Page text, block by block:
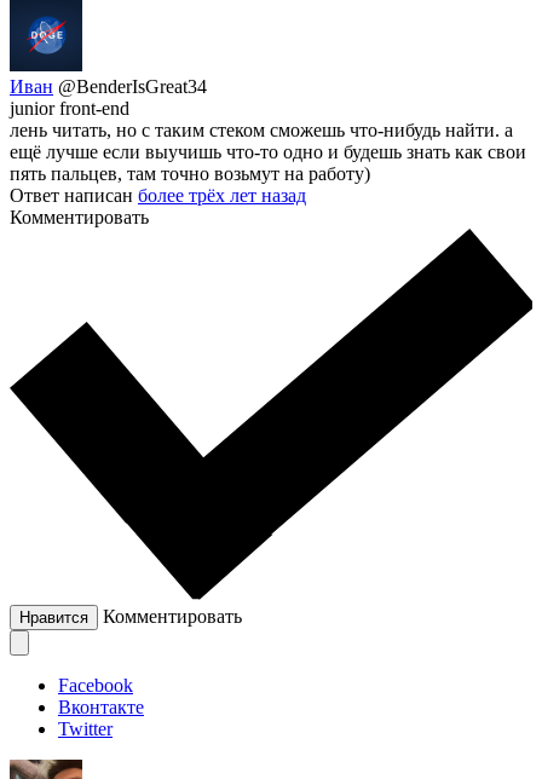
Иван @BenderIsGreat34
junior front-end
лень читать, но с таким стеком сможешь что-нибудь найти. а
ещё лучше если выучишь что-то одно и будешь знать как свои
пять пальцев, там точно возьмут на работу)
Ответ написан более трёх лет назад
Комментировать
Нравится Комментировать
Facebook
Вконтакте
Twitter